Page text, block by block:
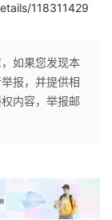
118311429
如果您发现本
报，并提供相
内容，举报邮